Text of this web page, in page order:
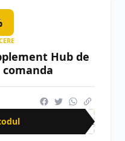
Hub de
comanda
WEL